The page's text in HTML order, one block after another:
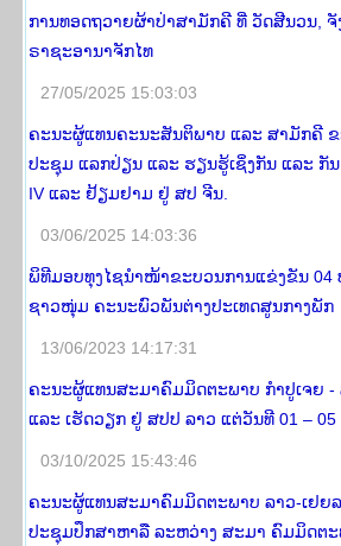
ການທອດຖວາຍຜ້າປ່າສາມັກຄີ ທີ່ ວັດສີນວນ, ຈັ
ຣາຊະອານາຈັກໄທ
27/05/2025 15:03:03
ຄະນະຜູ້ແທນຄະນະສັນຕິພາບ ແລະ ສາມັກຄີ ຂ
ປະຊຸມ ແລກປ່ຽນ ແລະ ຮຽນຮູ້ເຊິ່ງກັນ ແລະ ກັ
IV ແລະ ຢ້ຽມຢາມ ຢູ່ ສປ ຈີນ.
03/06/2025 14:03:36
ພິທີມອບທຸງໄຊນຳໜ້າຂະບວນການແຂ່ງຂັນ 04
ຊາວໜຸ່ມ ຄະນະພົວພັນຕ່າງປະເທດສູນກາງພັກ
13/06/2023 14:17:31
ຄະນະຜູ້ແທນສະມາຄົມມິດຕະພາບ ກໍາປູເຈຍ
ແລະ ເຮັດວຽກ ຢູ່ ສປປ ລາວ ແຕ່ວັນທີ 01 – 05
03/10/2025 15:43:46
ຄະນະຜູ້ແທນສະມາຄົມມິດຕະພາບ ລາວ-ເຢຍ
ປະຊຸມປຶກສາຫາລື ລະຫວ່າງ ສະມາ ຄົມມິດຕະ